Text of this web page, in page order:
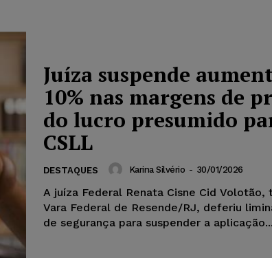
Juíza suspende
10% nas margens de
do lucro presumido
CSLL
DESTAQUES Karina Silvério - 30/01/2026
A juíza Federal Renata Cisne Cid Volotão,
Vara Federal de Resende/RJ, deferiu
de segurança para suspender a aplicação...